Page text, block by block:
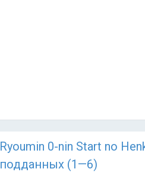
Ryoumin 0-nin Start no
подданных (1—6)